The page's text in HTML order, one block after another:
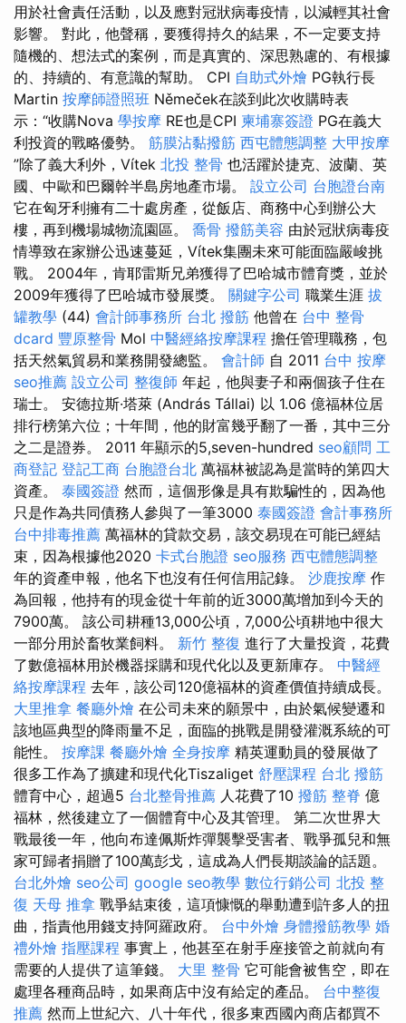
用於社會責任活動，以及應對冠狀病毒疫情，以減輕其社會
影響。 對此，他聲稱，要獲得持久的結果，不一定要支持
隨機的、想法式的案例，而是真實的、深思熟慮的、有根據
的、持續的、有意識的幫助。 CPI 自助式外燴 PG執行長
Martin 按摩師證照班 Němeček在談到此次收購時表
示：“收購Nova 學按摩 RE也是CPI 柬埔寨簽證 PG在義大
利投資的戰略優勢。 筋膜沾黏撥筋 西屯體態調整 大甲按摩
”除了義大利外，Vítek 北投 整骨 也活躍於捷克、波蘭、英
國、中歐和巴爾幹半島房地產市場。 設立公司 台胞證台南
它在匈牙利擁有二十處房產，從飯店、商務中心到辦公大
樓，再到機場城物流園區。 喬骨 撥筋美容 由於冠狀病毒疫
情導致在家辦公迅速蔓延，Vítek集團未來可能面臨嚴峻挑
戰。 2004年，肯耶雷斯兄弟獲得了巴哈城市體育獎，並於
2009年獲得了巴哈城市發展獎。 關鍵字公司 職業生涯 拔
罐教學 (44) 會計師事務所 台北 撥筋 他曾在 台中 整骨
dcard 豐原整骨 Mol 中醫經絡按摩課程 擔任管理職務，包
括天然氣貿易和業務開發總監。 會計師 自 2011 台中 按摩
seo推薦 設立公司 整復師 年起，他與妻子和兩個孩子住在
瑞士。 安德拉斯·塔萊 (András Tállai) 以 1.06 億福林位居
排行榜第六位；十年間，他的財富幾乎翻了一番，其中三分
之二是證券。 2011 年顯示的5,seven-hundred seo顧問 工
商登記 登記工商 台胞證台北 萬福林被認為是當時的第四大
資產。 泰國簽證 然而，這個形像是具有欺騙性的，因為他
只是作為共同債務人參與了一筆3000 泰國簽證 會計事務所
台中排毒推薦 萬福林的貸款交易，該交易現在可能已經結
束，因為根據他2020 卡式台胞證 seo服務 西屯體態調整
年的資產申報，他名下也沒有任何信用記錄。 沙鹿按摩 作
為回報，他持有的現金從十年前的近3000萬增加到今天的
7900萬。 該公司耕種13,000公頃，7,000公頃耕地中很大
一部分用於畜牧業飼料。 新竹 整復 進行了大量投資，花費
了數億福林用於機器採購和現代化以及更新庫存。 中醫經
絡按摩課程 去年，該公司120億福林的資產價值持續成長。
大里推拿 餐廳外燴 在公司未來的願景中，由於氣候變遷和
該地區典型的降雨量不足，面臨的挑戰是開發灌溉系統的可
能性。 按摩課 餐廳外燴 全身按摩 精英運動員的發展做了
很多工作為了擴建和現代化Tiszaliget 舒壓課程 台北 撥筋
體育中心，超過5 台北整骨推薦 人花費了10 撥筋 整脊 億
福林，然後建立了一個體育中心及其管理。 第二次世界大
戰最後一年，他向布達佩斯炸彈襲擊受害者、戰爭孤兒和無
家可歸者捐贈了100萬彭戈，這成為人們長期談論的話題。
台北外燴 seo公司 google seo教學 數位行銷公司 北投 整
復 天母 推拿 戰爭結束後，這項慷慨的舉動遭到許多人的扭
曲，指責他用錢支持阿羅政府。 台中外燴 身體撥筋教學 婚
禮外燴 指壓課程 事實上，他甚至在射手座接管之前就向有
需要的人提供了這筆錢。 大里 整骨 它可能會被售空，即在
處理各種商品時，如果商店中沒有給定的產品。 台中整復
推薦 然而上世紀六、八十年代，很多東西國內商店都買不